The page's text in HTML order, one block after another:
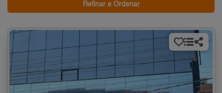
Refinar e Ordenar